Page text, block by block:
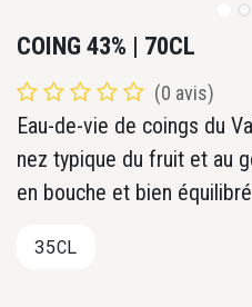
COING 43% | 70CL
(0 avis)
Eau-de-vie de coings du
nez typique du fruit et au
en bouche et bien
35CL